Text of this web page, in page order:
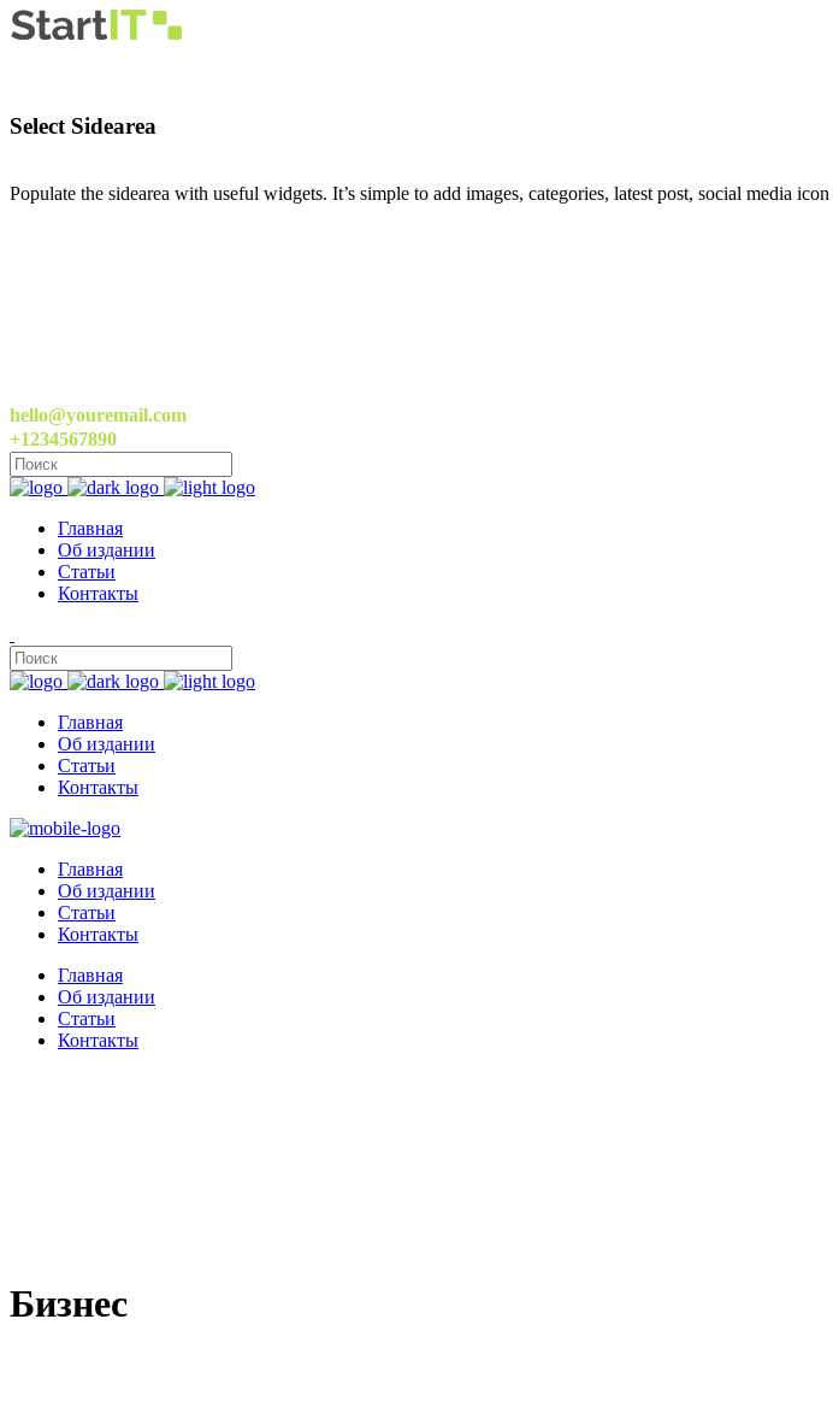
Select Sidearea
Populate the sidearea with useful widgets. It’s simple to add images, categories, latest post, social media
hello@youremail.com
+1234567890
Главная
Об издании
Статьи
Контакты
Главная
Об издании
Статьи
Контакты
Главная
Об издании
Статьи
Контакты
Главная
Об издании
Статьи
Контакты
Бизнес